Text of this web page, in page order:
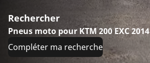
Rechercher
Pneus moto pour KTM 200 EXC 2014
Compléter ma recherche